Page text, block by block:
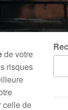
de votre
risques
celle de